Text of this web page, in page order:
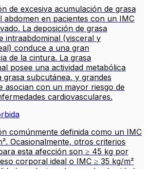
de excesiva acumulación de grasa
abdomen en pacientes con un IMC
La deposición de grasa
intraabdominal (visceral y
conduce a una gran
de la cintura. La grasa
posee una actividad metabólica
grasa subcutánea, y grandes
asocian con un mayor riesgo de
cardiovasculares.
comúnmente definida como un IMC
Ocasionalmente, otros criterios
esta afección son ≥ 45 kg por
corporal ideal o IMC ≥ 35 kg/m²